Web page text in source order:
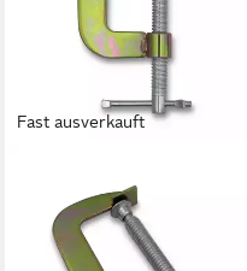
Fast ausverkauft
Hobelbank WORK530SZ
8,50 €
lieferbar - in 2-3 Werktagen bei dir